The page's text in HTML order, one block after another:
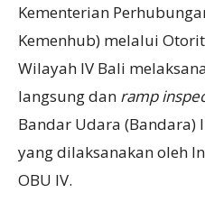
Kementerian
Kemenhub) melalui
Wilayah IV Bali
langsung dan ramp
Bandar Udara (Bandara)
yang dilaksanakan oleh
OBU IV.